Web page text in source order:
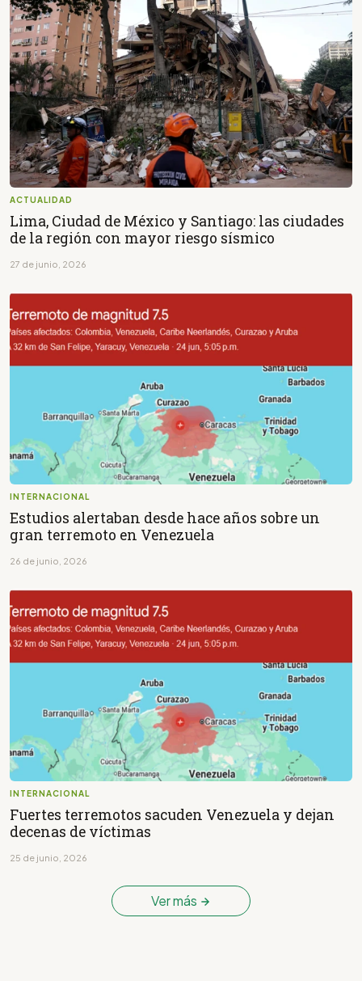
ACTUALIDAD
Lima, Ciudad de México y Santiago: las ciudades
de la región con mayor riesgo sísmico
27 de junio, 2026
INTERNACIONAL
Estudios alertaban desde hace años sobre un
gran terremoto en Venezuela
26 de junio, 2026
INTERNACIONAL
Fuertes terremotos sacuden Venezuela y dejan
decenas de víctimas
25 de junio, 2026
Ver más